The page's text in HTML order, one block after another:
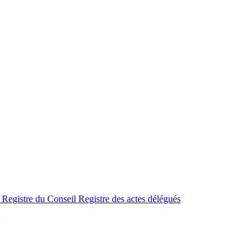
Registre du Conseil Registre des actes délégués